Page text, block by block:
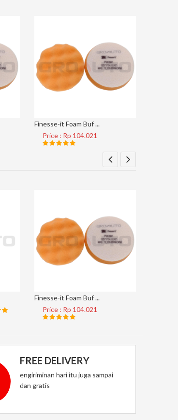
Finesse-it Foam Buf ...
Price : Rp 104.021
Finesse-it Foam Buf ...
Price : Rp 104.021
FREE DELIVERY
engiriminan hari itu juga sampai
dan gratis